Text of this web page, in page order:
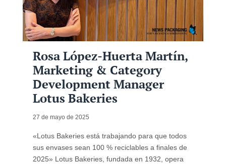
Rosa López-Huerta Martín,
Marketing & Category
Development Manager
Lotus Bakeries
27 de mayo de 2025
«Lotus Bakeries está trabajando para que todos
sus envases sean 100 % reciclables a finales de
2025» Lotus Bakeries, fundada en 1932, opera